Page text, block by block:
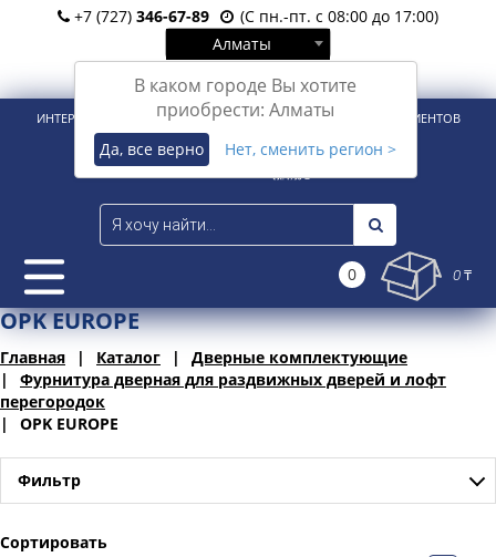
+7 (727) 346-67-89
(С пн.-пт. с 08:00 до 17:00)
Алматы
В каком городе Вы хотите
приобрести: Алматы
Да, все верно Нет, сменить регион >
Вход Регистрация
ИНТЕРНЕТ-МАГАЗИН ДЛЯ РОЗНИЧНЫХ И КОРПОРАТИВНЫХ КЛИЕНТОВ
0 0 ₸
OPK EUROPE
Главная Каталог
Дверные комплектующие
Фурнитура дверная для раздвижных дверей и лофт
перегородок
OPK EUROPE
Фильтр
Сортировать